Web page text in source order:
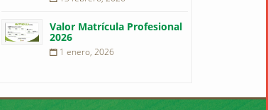
Valor Matrícula Profesional
2026
1 enero, 2026